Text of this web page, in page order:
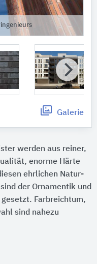
Galerie
werden aus reiner,
enorme Härte
ehrlichen Natur-
der Ornamentik und
Farbreichtum,
sind nahezu